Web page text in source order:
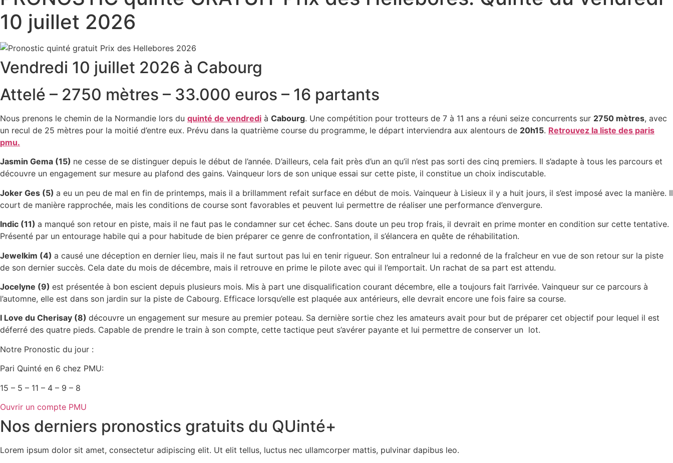
10 juillet 2026
Vendredi 10 juillet 2026 à Cabourg
Attelé – 2750 mètres – 33.000 euros – 16 partants
Nous prenons le chemin de la Normandie lors du quinté de vendredi à Cabourg. Une compétition pour trotteurs de 7 à 11 ans a réuni seize concurrents sur 2750 mètres, avec
un recul de 25 mètres pour la moitié d’entre eux. Prévu dans la quatrième course du programme, le départ interviendra aux alentours de 20h15. Retrouvez la liste des paris
pmu.
Jasmin Gema (15) ne cesse de se distinguer depuis le début de l’année. D’ailleurs, cela fait près d’un an qu’il n’est pas sorti des cinq premiers. Il s’adapte à tous les parcours et
découvre un engagement sur mesure au plafond des gains. Vainqueur lors de son unique essai sur cette piste, il constitue un choix indiscutable.
Joker Ges (5) a eu un peu de mal en fin de printemps, mais il a brillamment refait surface en début de mois. Vainqueur à Lisieux il y a huit jours, il s’est imposé avec la manière. Il
court de manière rapprochée, mais les conditions de course sont favorables et peuvent lui permettre de réaliser une performance d’envergure.
Indic (11) a manqué son retour en piste, mais il ne faut pas le condamner sur cet échec. Sans doute un peu trop frais, il devrait en prime monter en condition sur cette tentative.
Présenté par un entourage habile qui a pour habitude de bien préparer ce genre de confrontation, il s’élancera en quête de réhabilitation.
Jewelkim (4) a causé une déception en dernier lieu, mais il ne faut surtout pas lui en tenir rigueur. Son entraîneur lui a redonné de la fraîcheur en vue de son retour sur la piste
de son dernier succès. Cela date du mois de décembre, mais il retrouve en prime le pilote avec qui il l’emportait. Un rachat de sa part est attendu.
Jocelyne (9) est présentée à bon escient depuis plusieurs mois. Mis à part une disqualification courant décembre, elle a toujours fait l’arrivée. Vainqueur sur ce parcours à
l’automne, elle est dans son jardin sur la piste de Cabourg. Efficace lorsqu’elle est plaquée aux antérieurs, elle devrait encore une fois faire sa course.
I Love du Cherisay (8) découvre un engagement sur mesure au premier poteau. Sa dernière sortie chez les amateurs avait pour but de préparer cet objectif pour lequel il est
déferré des quatre pieds. Capable de prendre le train à son compte, cette tactique peut s’avérer payante et lui permettre de conserver un lot.
Notre Pronostic du jour :
Pari Quinté en 6 chez PMU:
15 – 5 – 11 – 4 – 9 – 8
Ouvrir un compte PMU
Nos derniers pronostics gratuits du QUinté+
Lorem ipsum dolor sit amet, consectetur adipiscing elit. Ut elit tellus, luctus nec ullamcorper mattis, pulvinar dapibus leo.